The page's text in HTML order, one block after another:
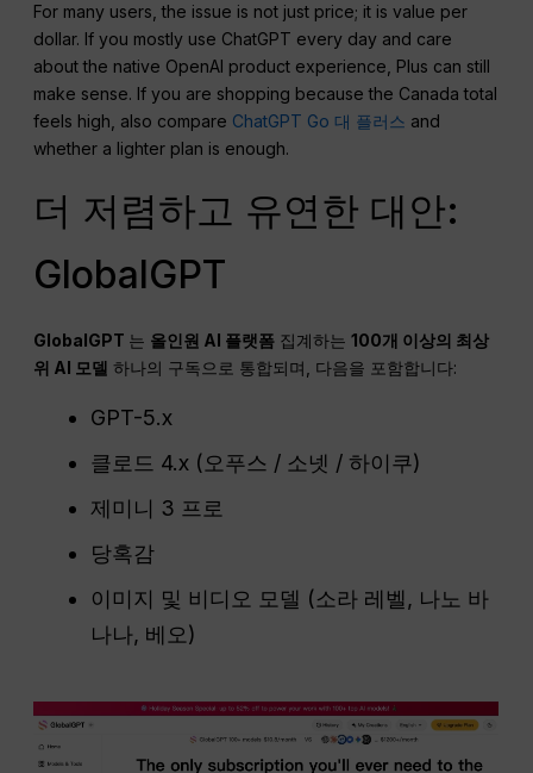
For many users, the issue is not just price; it is value per
dollar. If you mostly use ChatGPT every day and care
about the native OpenAI product experience, Plus can still
make sense. If you are shopping because the Canada total
feels high, also compare ChatGPT Go 대 플러스 and
whether a lighter plan is enough.
더 저렴하고 유연한 대안:
GlobalGPT
GlobalGPT 는 올인원 AI 플랫폼 집계하는100개 이상의 최상
위 AI 모델 하나의 구독으로 통합되며, 다음을 포함합니다:
GPT-5.x
클로드 4.x (오푸스 / 소넷 / 하이쿠)
제미니 3 프로
당혹감
이미지 및 비디오 모델 (소라 레벨, 나노 바
나나, 베오)